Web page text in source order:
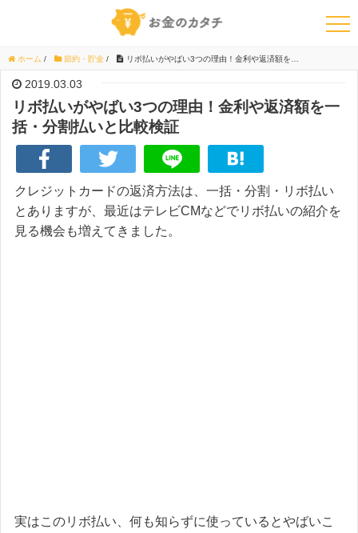
ホーム / 節約・貯金 / リボ払いがやばい3つの理由！金利や返済額を一括・分割払いと比較検証
2019.03.03
リボ払いがやばい3つの理由！金利や返済額を一
括・分割払いと比較検証
クレジットカードの返済方法は、一括・分割・リボ払い
とありますが、最近はテレビCMなどでリボ払いの紹介を
見る機会も増えてきました。
実はこのリボ払い、何も知らずに使っているとやばいこ